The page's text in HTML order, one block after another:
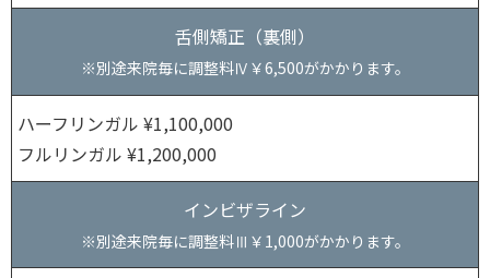
舌側矯正（裏側）
※別途来院毎に調整料Ⅳ￥6,500がかかります。
ハーフリンガル ¥1,100,000
フルリンガル ¥1,200,000
インビザライン
※別途来院毎に調整料Ⅲ￥1,000がかかります。